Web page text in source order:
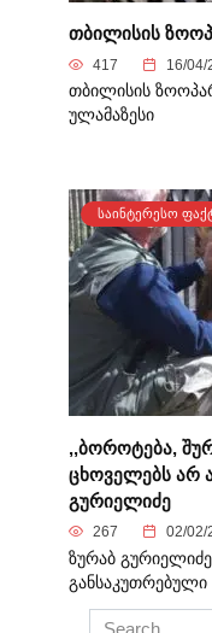
თბილისის
417 16/04/
თბილისის
ულამაზესი
ᲡᲐᲘᲜᲢᲔᲠᲔᲡᲝ
,,ბოროტება,
ცხოველებს არ
გურიელიძე
267 02/02/
ზურაბ
განსაკუთრებული
Search